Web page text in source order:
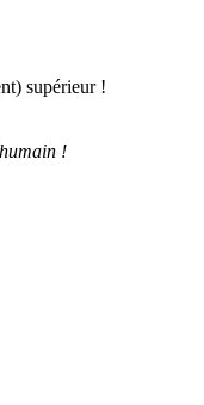
supérieur !
!